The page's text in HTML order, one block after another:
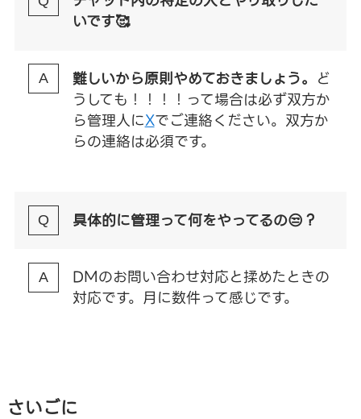
いです🥰
難しいから原則やめておきましょう。 ど
うしても！！！！って場合は必ず双方か
ら管理人にXでご連絡ください。双方か
らの連絡は必須です。
具体的に管理って何をやってるの😒？
DMのお問い合わせ対応と揉めたときの
対応です。月に数件って感じです。
さいごに